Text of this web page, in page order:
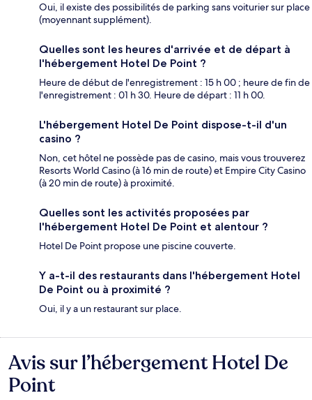
Oui, il existe des possibilités de parking sans voiturier sur place
(moyennant supplément).
Quelles sont les heures d'arrivée et de départ à
l'hébergement Hotel De Point ?
Heure de début de l'enregistrement : 15 h 00 ; heure de fin de
l'enregistrement : 01 h 30. Heure de départ : 11 h 00.
L'hébergement Hotel De Point dispose-t-il d'un
casino ?
Non, cet hôtel ne possède pas de casino, mais vous trouverez
Resorts World Casino (à 16 min de route) et Empire City Casino
(à 20 min de route) à proximité.
Quelles sont les activités proposées par
l'hébergement Hotel De Point et alentour ?
Hotel De Point propose une piscine couverte.
Y a-t-il des restaurants dans l'hébergement Hotel
De Point ou à proximité ?
Oui, il y a un restaurant sur place.
Avis
Avis sur l’hébergement Hotel De
Point